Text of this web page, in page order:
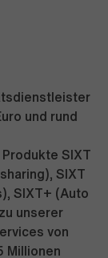
und rund
SIXT
SIXT
SIXT+ (Auto
unserer
von
Millionen